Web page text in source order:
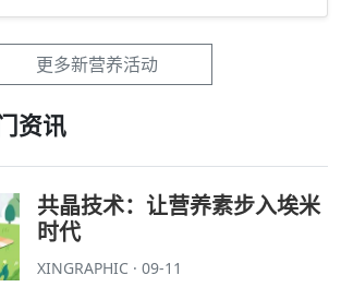
更多新营养活动
资讯
共晶技术：让营养素步入埃米
时代
XINGRAPHIC · 09-11